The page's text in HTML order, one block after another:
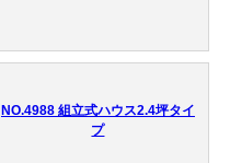
NO.4988 組立式ハウス2.4坪タイ
プ